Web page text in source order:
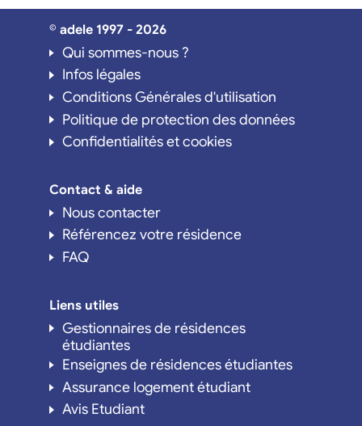
© adele 1997 - 2026
Qui sommes-nous ?
Infos légales
Conditions Générales d'utilisation
Politique de protection des données
Confidentialités et cookies
Contact & aide
Nous contacter
Référencez votre résidence
FAQ
Liens utiles
Gestionnaires de résidences
étudiantes
Enseignes de résidences étudiantes
Assurance logement étudiant
Avis Etudiant